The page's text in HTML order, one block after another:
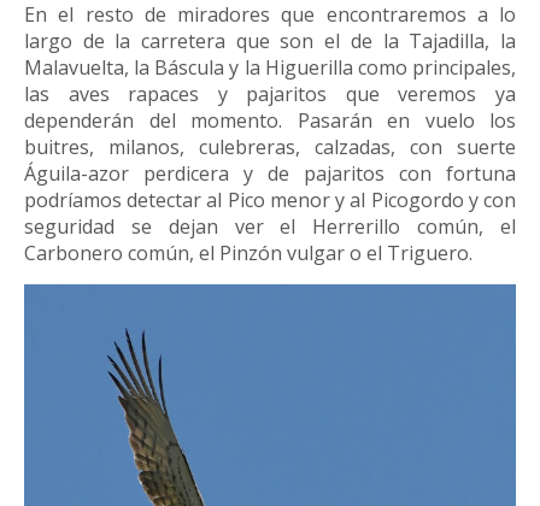
En el resto de miradores que encontraremos a lo
largo de la carretera que son el de la Tajadilla, la
Malavuelta, la Báscula y la Higuerilla como principales,
las aves rapaces y pajaritos que veremos ya
dependerán del momento. Pasarán en vuelo los
buitres, milanos, culebreras, calzadas, con suerte
Águila-azor perdicera y de pajaritos con fortuna
podríamos detectar al Pico menor y al Picogordo y con
seguridad se dejan ver el Herrerillo común, el
Carbonero común, el Pinzón vulgar o el Triguero.